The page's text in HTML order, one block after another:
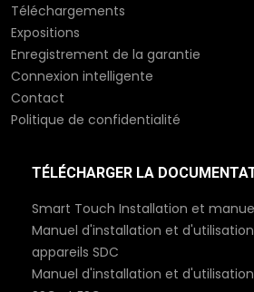
Téléchargements
Expositions
Enregistrement de la garantie
Connexion intelligente
Contact
Politique de confidentialité
TÉLÉCHARGER LA
Smart Touch Installation et
Manuel d'installation et
appareils SDC
Manuel d'installation et